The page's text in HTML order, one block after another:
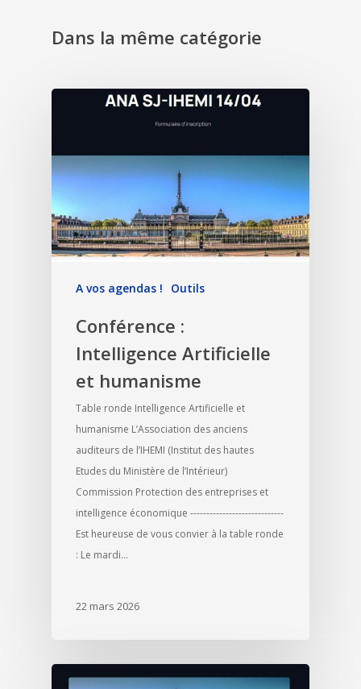
Dans la même catégorie
A vos agendas ! Outils
Conférence :
Intelligence Artificielle
et humanisme
Table ronde Intelligence Artificielle et
humanisme L’Association des anciens
auditeurs de l’IHEMI (Institut des hautes
Etudes du Ministère de l’Intérieur)
Commission Protection des entreprises et
intelligence économique -----------------------------
Est heureuse de vous convier à la table ronde
: Le mardi…
22 mars 2026